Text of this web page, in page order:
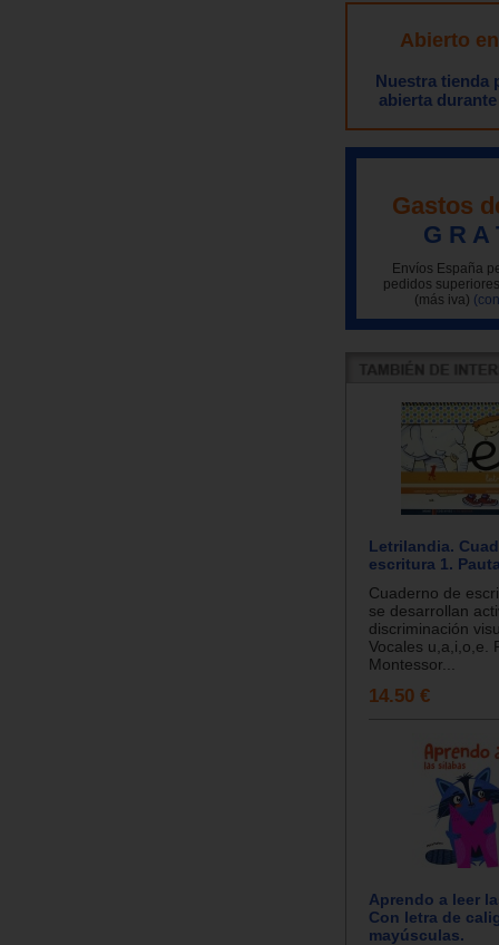
Abierto
Nuestra tienda
abierta
Gastos
G R A
Envíos España
pedidos
(más iva)
Letrilandia.
escritura 1.
Cuaderno de
se desarrollan
discriminación
Vocales u,a,i,o,e.
Montessor...
14.50 €
Aprendo a leer
Con letra de
mayúsculas.